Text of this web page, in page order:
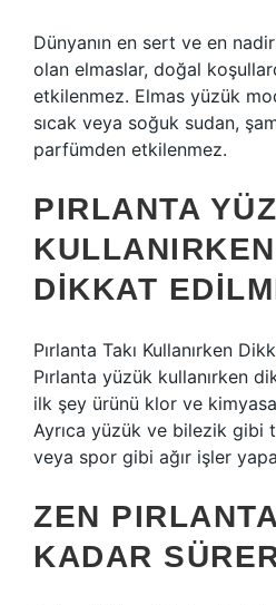
Dünyanın en sert ve en
olan elmaslar, doğal
etkilenmez. Elmas yüzük
sıcak veya soğuk sudan,
parfümden etkilenmez.
PIRLANTA
DIKKAT
Pırlanta Takı Kullanırken
Pırlanta yüzük kullanırken
ilk şey ürünü klor ve
Ayrıca yüzük ve bilezik gibi
veya spor gibi ağır işler
ZEN
KADAR